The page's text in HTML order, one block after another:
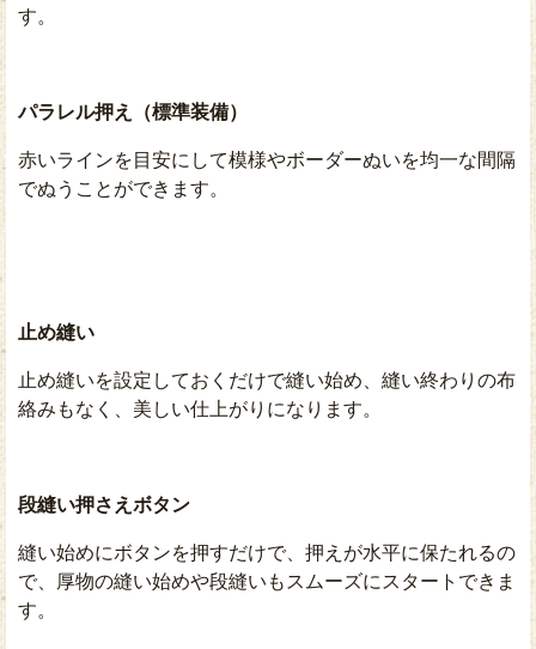
す。
パラレル押え（標準装備）
赤いラインを目安にして模様やボーダーぬいを均一な間隔
でぬうことができます。
止め縫い
止め縫いを設定しておくだけで縫い始め、縫い終わりの布
絡みもなく、美しい仕上がりになります。
段縫い押さえボタン
縫い始めにボタンを押すだけで、押えが水平に保たれるの
で、厚物の縫い始めや段縫いもスムーズにスタートできま
す。